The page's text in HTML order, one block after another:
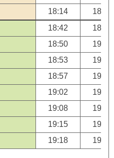
18:14
18:24
18:42
18:52
18:50
19:00
18:53
19:03
18:57
19:07
19:02
19:12
19:08
19:18
19:15
19:25
19:18 19:28